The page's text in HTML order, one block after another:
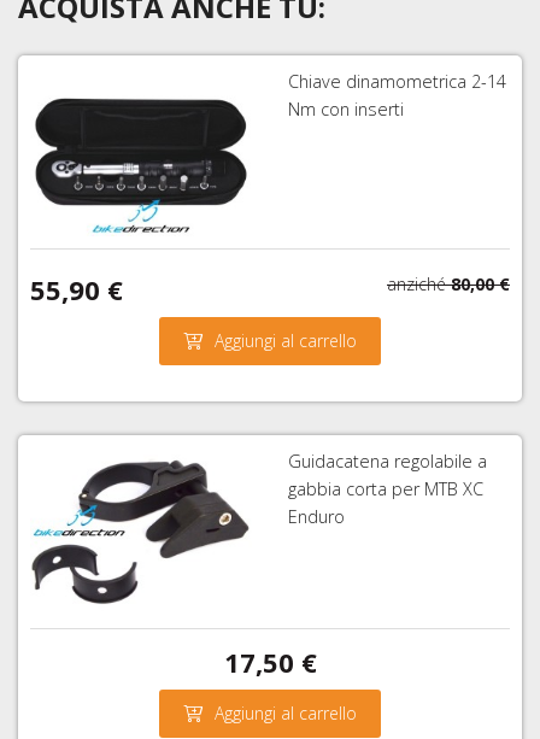
Chiave dinamometrica 2-14
Nm con inserti
55,90 € anziché 80,00 €
Aggiungi al carrello
Guidacatena regolabile a
gabbia corta per MTB XC
Enduro
17,50 €
Aggiungi al carrello